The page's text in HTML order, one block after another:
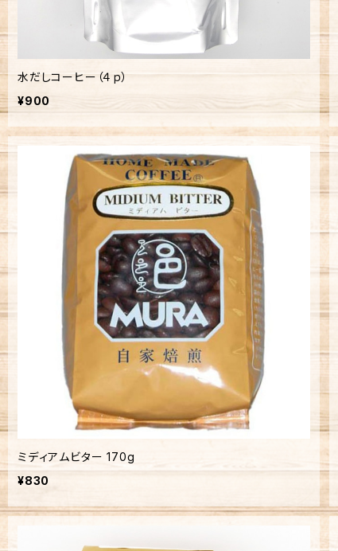
水だしコーヒー（４ｐ）
¥900
ミディアムビター 170g
¥830